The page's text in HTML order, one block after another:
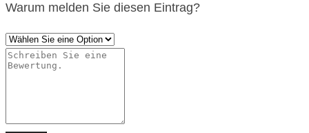
Warum melden Sie diesen Eintrag?